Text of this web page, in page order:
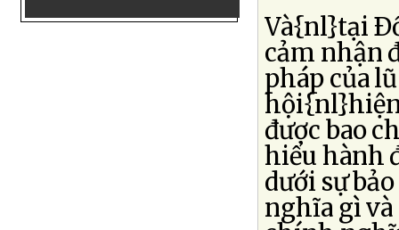
Và{nl}tại
cảm nhận
pháp của
hội{nl}hiện
được bao
hiểu hành
dưới sự
nghĩa gì